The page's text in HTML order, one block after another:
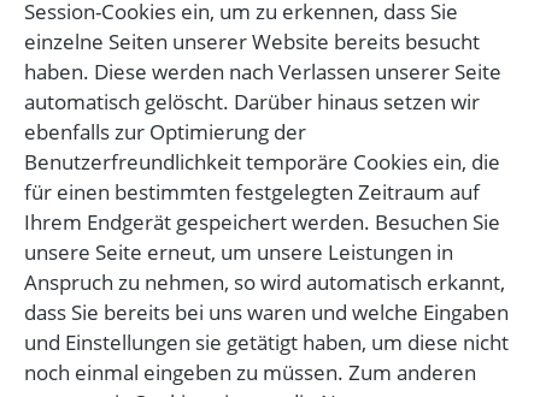
Session-Cookies ein, um zu erkennen, dass Sie
einzelne Seiten unserer Website bereits besucht
haben. Diese werden nach Verlassen unserer Seite
automatisch gelöscht. Darüber hinaus setzen wir
ebenfalls zur Optimierung der
Benutzerfreundlichkeit temporäre Cookies ein, die
für einen bestimmten festgelegten Zeitraum auf
Ihrem Endgerät gespeichert werden. Besuchen Sie
unsere Seite erneut, um unsere Leistungen in
Anspruch zu nehmen, so wird automatisch erkannt,
dass Sie bereits bei uns waren und welche Eingaben
und Einstellungen sie getätigt haben, um diese nicht
noch einmal eingeben zu müssen. Zum anderen